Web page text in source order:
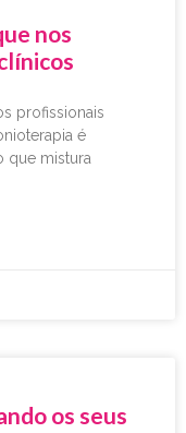
nos
profissionais
é
que mistura
os seus